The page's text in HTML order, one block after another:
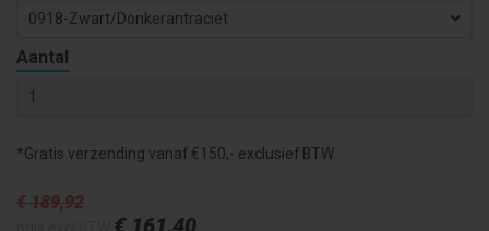
0918-Zwart/donkerantraciet
Aantal
*Gratis verzending vanaf €150,- exclusief BTW
€ 189,92
€ 161,40